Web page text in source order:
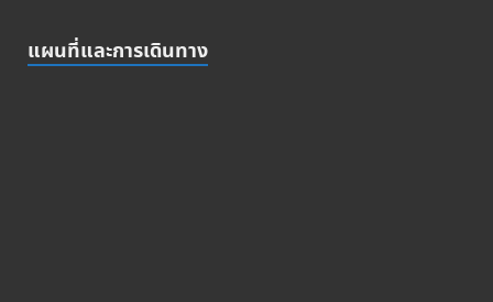
แผนที่และการเดินทาง